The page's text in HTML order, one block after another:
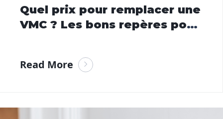
Quel prix pour remplacer une
VMC ? Les bons repères pour
Read More